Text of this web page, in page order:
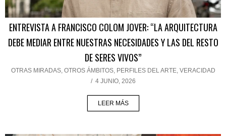
ENTREVISTA A FRANCISCO COLOM JOVER: “LA ARQUITECTURA
DEBE MEDIAR ENTRE NUESTRAS NECESIDADES Y LAS DEL RESTO
DE SERES VIVOS”
OTRAS MIRADAS, OTROS ÁMBITOS, PERFILES DEL ARTE, VERACIDAD
/ 4 JUNIO, 2026
LEER MÁS